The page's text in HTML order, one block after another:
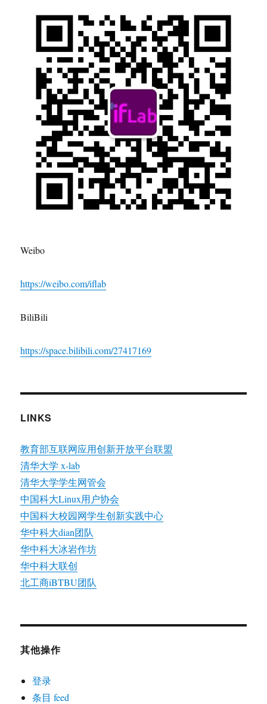
Weibo
https://weibo.com/iflab
BiliBili
https://space.bilibili.com/27417169
LINKS
教育部互联网应用创新开放平台联盟
清华大学 x-lab
清华大学学生网管会
中国科大Linux用户协会
中国科大校园网学生创新实践中心
华中科大dian团队
华中科大冰岩作坊
华中科大联创
北工商iBTBU团队
其他操作
登录
条目 feed